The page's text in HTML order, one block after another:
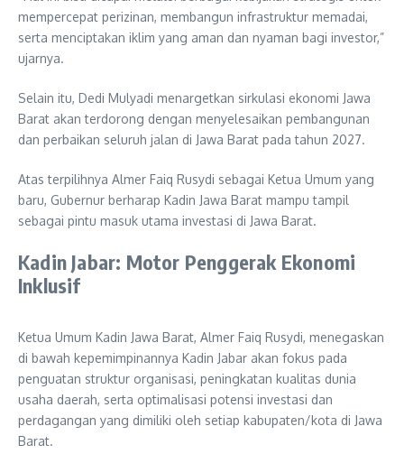
mempercepat perizinan, membangun infrastruktur memadai,
serta menciptakan iklim yang aman dan nyaman bagi investor,”
ujarnya.
Selain itu, Dedi Mulyadi menargetkan sirkulasi ekonomi Jawa
Barat akan terdorong dengan menyelesaikan pembangunan
dan perbaikan seluruh jalan di Jawa Barat pada tahun 2027.
Atas terpilihnya Almer Faiq Rusydi sebagai Ketua Umum yang
baru, Gubernur berharap Kadin Jawa Barat mampu tampil
sebagai pintu masuk utama investasi di Jawa Barat.
Kadin Jabar: Motor Penggerak Ekonomi
Inklusif
Ketua Umum Kadin Jawa Barat, Almer Faiq Rusydi, menegaskan
di bawah kepemimpinannya Kadin Jabar akan fokus pada
penguatan struktur organisasi, peningkatan kualitas dunia
usaha daerah, serta optimalisasi potensi investasi dan
perdagangan yang dimiliki oleh setiap kabupaten/kota di Jawa
Barat.